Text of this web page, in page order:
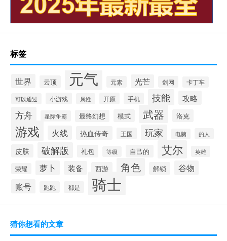
标签
世界 云顶 元气 元素 光芒 剑网 卡丁车
可以通过 小游戏 属性 开原 手机 技能 攻略
方舟 星际争霸 最终幻想 模式 武器 洛克
游戏 火线 热血传奇 王国 玩家 电脑 的人
皮肤 破解版 礼包 等级 自己的 艾尔 英雄
荣耀 萝卜 装备 西游 角色 解锁 谷物
账号 跑跑 都是 骑士
猜你想看的文章